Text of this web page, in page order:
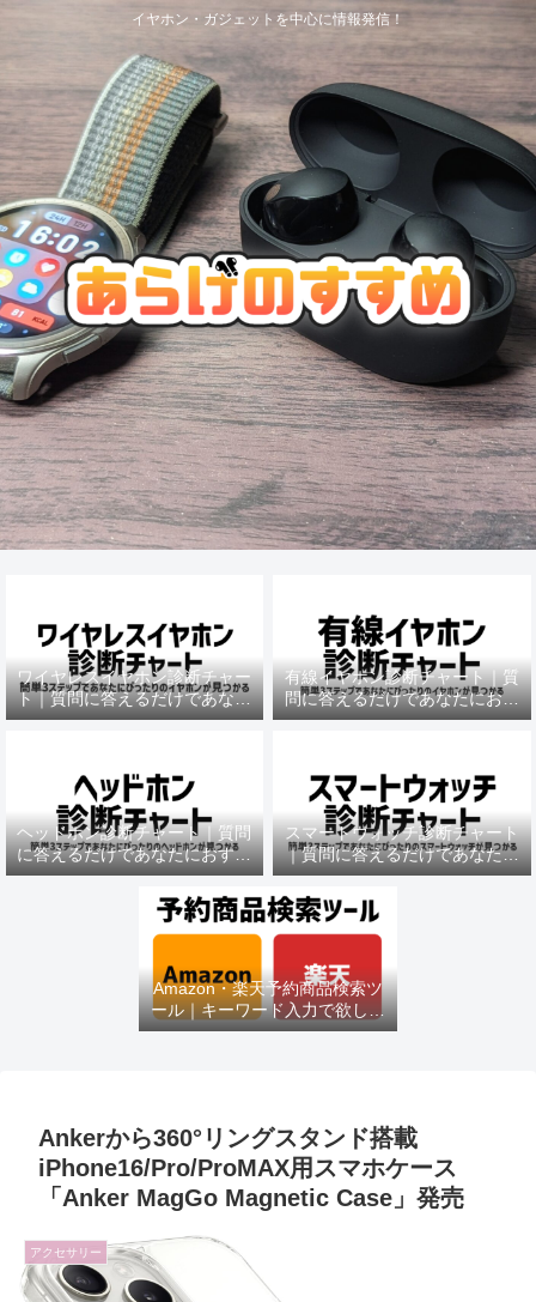
イヤホン・ガジェットを中心に情報発信！
ワイヤレスイヤホン診断チャー
ト｜質問に答えるだけであなた
におすすめの機種がわかる
有線イヤホン診断チャート｜質
問に答えるだけであなたにおす
すめの機種がわかる
ヘッドホン診断チャート｜質問
に答えるだけであなたにおすす
めの機種がわかる
スマートウォッチ診断チャート
｜質問に答えるだけであなたに
おすすめの機種がわかる
Amazon・楽天予約商品検索ツ
ール｜キーワード入力で欲しい
商品を即チェック
Ankerから360°リングスタンド搭載
iPhone16/Pro/ProMAX用スマホケース
「Anker MagGo Magnetic Case」発売
アクセサリー